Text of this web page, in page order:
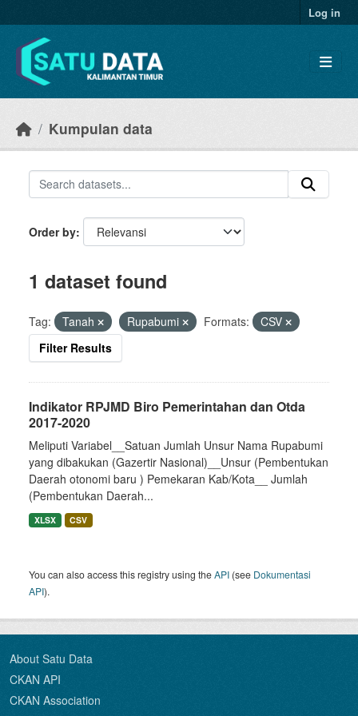
Log in
Kumpulan data
Order by
1 dataset found
Tag: Tanah Rupabumi Formats:
CSV
Filter Results
Indikator RPJMD Biro Pemerintahan dan Otda
2017-2020
Meliputi Variabel__Satuan Jumlah Unsur Nama Rupabumi
yang dibakukan (Gazertir Nasional)__Unsur (Pembentukan
Daerah otonomi baru ) Pemekaran Kab/Kota__ Jumlah
(Pembentukan Daerah...
XLSX CSV
You can also access this registry using theAPI (see Dokumentasi
API).
About Satu Data
CKAN API
CKAN Association